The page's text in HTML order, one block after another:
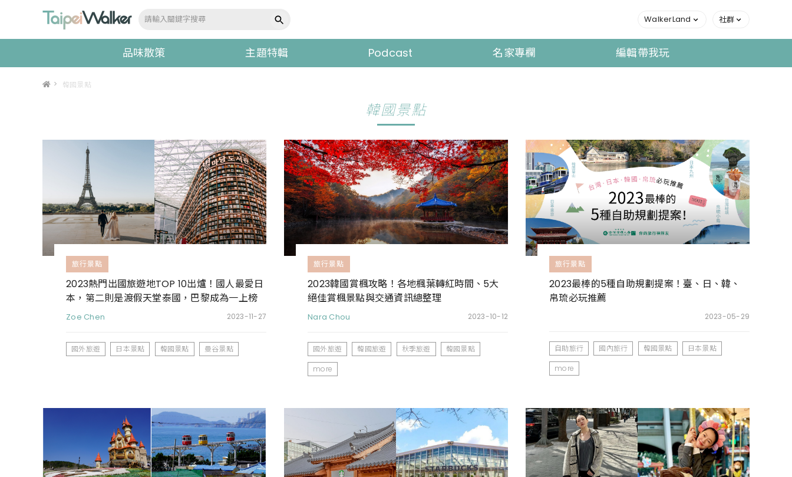
WalkerLand 社群
品味散策 主題特輯 Podcast 名家專欄 編輯帶我玩
> 韓國景點
韓國景點
旅行景點
2023熱門出國旅遊地TOP 10出爐！國人最愛日
本，第二則是渡假天堂泰國，巴黎成為一上榜
歐洲城市
Zoe Chen 2023-11-27
國外旅遊 日本景點 韓國景點 曼谷景點
旅行景點
2023韓國賞楓攻略！各地楓葉轉紅時間、5大
絕佳賞楓景點與交通資訊總整理
Nara Chou 2023-10-12
國外旅遊 韓國旅遊 秋季旅遊
韓國景點
more
旅行景點
2023最棒的5種自助規劃提案！臺、日、韓、
帛琉必玩推薦
2023-05-29
自助旅行 國內旅行 韓國景點
日本景點
more